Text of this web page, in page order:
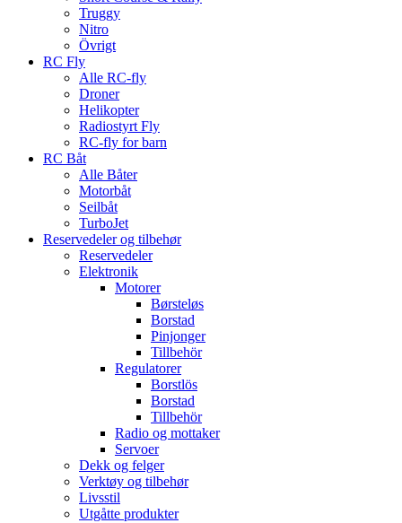
Truggy
Nitro
Övrigt
RC Fly
Alle RC-fly
Droner
Helikopter
Radiostyrt Fly
RC-fly for barn
RC Båt
Alle Båter
Motorbåt
Seilbåt
TurboJet
Reservedeler og tilbehør
Reservedeler
Elektronik
Motorer
Børsteløs
Borstad
Pinjonger
Tillbehör
Regulatorer
Borstlös
Borstad
Tillbehör
Radio og mottaker
Servoer
Dekk og felger
Verktøy og tilbehør
Livsstil
Utgåtte produkter